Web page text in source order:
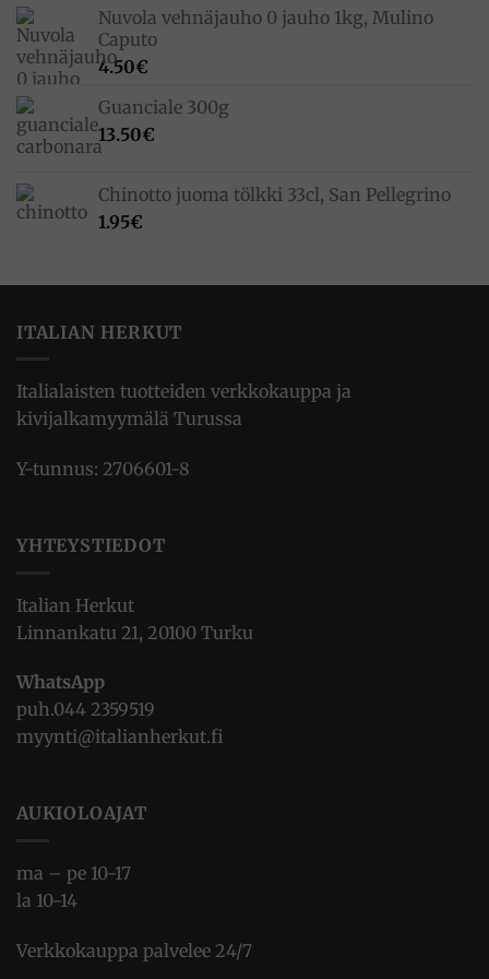
Nuvola vehnäjauho 0 jauho 1kg, Mulino
Caputo
4.50€
Guanciale 300g
13.50€
Chinotto juoma tölkki 33cl, San Pellegrino
1.95€
ITALIAN HERKUT
Italialaisten tuotteiden verkkokauppa ja
kivijalkamyymälä Turussa
Y-tunnus: 2706601-8
YHTEYSTIEDOT
Italian Herkut
Linnankatu 21, 20100 Turku
WhatsApp
puh.044 2359519
myynti@italianherkut.fi
AUKIOLOAJAT
ma – pe 10-17
la 10-14
Verkkokauppa palvelee 24/7